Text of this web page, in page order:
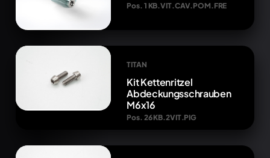
Pos. 1 KB.VIT.CAV.POM.FRE
TITAN
Kit Kettenritzel
Abdeckungsschrauben
M6x16
Pos. 26 KB.2VIT.PIG